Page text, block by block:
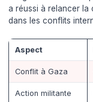
a réussi à relancer la
dans les conflits
Aspect
Conflit à Gaza
Action militante